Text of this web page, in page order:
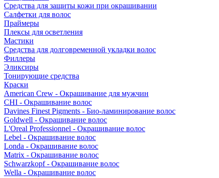
Средства для защиты кожи при окрашивании
Салфетки для волос
Праймеры
Плексы для осветления
Мастики
Средства для долговременной укладки волос
Филлеры
Эликсиры
Тонирующие средства
Краски
American Crew - Окрашивание для мужчин
CHI - Окрашивание волос
Davines Finest Pigments - Био-ламинирование волос
Goldwell - Окрашивание волос
L'Oreal Professionnel - Окрашивание волос
Lebel - Окрашивание волос
Londa - Окрашивание волос
Matrix - Окрашивание волос
Schwarzkopf - Окрашивание волос
Wella - Окрашивание волос